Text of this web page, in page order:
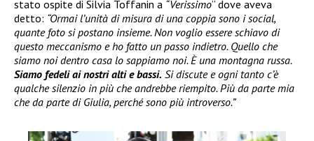
stato ospite di Silvia Toffanin a “Verissimo” dove aveva
detto: “Ormai l’unità di misura di una coppia sono i social,
quante foto si postano insieme. Non voglio essere schiavo di
questo meccanismo e ho fatto un passo indietro. Quello che
siamo noi dentro casa lo sappiamo noi. È una montagna russa.
Siamo fedeli ai nostri alti e bassi. Si discute e ogni tanto c’è
qualche silenzio in più che andrebbe riempito. Più da parte mia
che da parte di Giulia, perché sono più introverso.”